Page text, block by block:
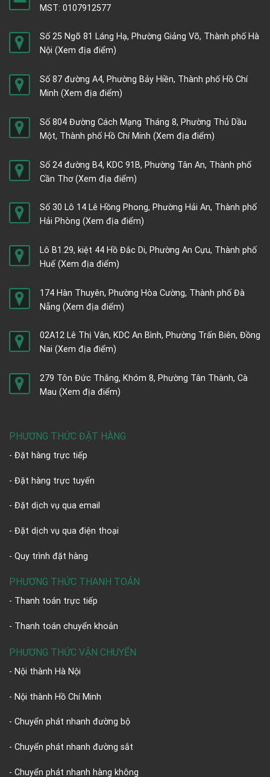
MST: 0107912577
Số 25 Ngõ 81 Láng Hạ, Phường Giảng Võ, Thành phố Hà
Nội (Xem địa điểm)
Số 87 đường A4, Phường Bảy Hiền, Thành phố Hồ Chí
Minh (Xem địa điểm)
Số 804 Đường Cách Mạng Tháng 8, Phường Thủ Dầu
Một, Thành phố Hồ Chí Minh (Xem địa điểm)
Số 24 đường B4, KDC 91B, Phường Tân An, Thành phố
Cần Thơ(Xem địa điểm)
Số 30 Lô 14 Lê Hồng Phong, Phường Hải An, Thành phố
Hải Phòng (Xem địa điểm)
Lô B1.29, kiệt 44 Hồ Đắc Di, Phường An Cựu, Thành phố
Huế (Xem địa điểm)
174 Hàn Thuyên, Phường Hòa Cường, Thành phố Đà
Nẵng (Xem địa điểm)
02A12 Lê Thị Vân, KDC An Bình, Phường Trấn Biên, Đồng
Nai (Xem địa điểm)
279 Tôn Đức Thắng, Khóm 8, Phường Tân Thành, Cà
Mau (Xem địa điểm)
PHƯƠNG THỨC ĐẶT HÀNG
- Đặt hàng trực tiếp
- Đặt hàng trực tuyến
- Đặt dịch vụ qua email
- Đặt dịch vụ qua điện thoại
- Quy trình đặt hàng
PHƯƠNG THỨC THANH TOÁN
- Thanh toán trực tiếp
- Thanh toán chuyển khoản
PHƯƠNG THỨC VẬN CHUYỂN
- Nội thành Hà Nội
- Nội thành Hồ Chí Minh
- Chuyển phát nhanh đường bộ
- Chuyển phát nhanh đường sắt
- Chuyển phát nhanh hàng không